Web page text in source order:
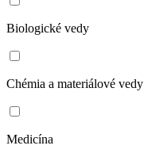
Biologické vedy
Chémia a materiálové vedy
Medicína